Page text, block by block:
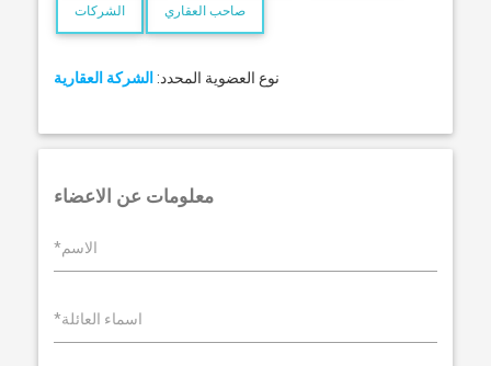
الشركات صاحب العقاري
نوع العضوية المحدد: الشركة العقارية
معلومات عن الاعضاء
*الاسم
*اسماء العائلة